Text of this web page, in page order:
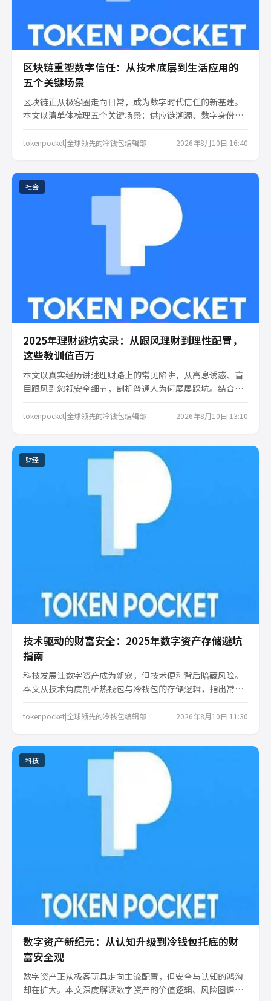
区块链重塑数字信任：从技术底层到生活应用的
五个关键场景
区块链正从极客圈走向日常，成为数字时代信任的新基建。
本文以清单体梳理五个关键场景：供应链溯源、数字身份、
痛点，并展望未来趋势，助你快速建立认知框架。
tokenpocket|全球领先的冷钱包编辑部 2026年8月10日 16:40
社会
2025年理财避坑实录：从跟风理财到理性配置，
这些教训值百万
本文以真实经历讲述理财路上的常见陷阱，从高息诱惑、盲
目跟风到忽视安全细节，剖析普通人为何屡屡踩坑。结合实
值，让每一分钱都花得安心。
tokenpocket|全球领先的冷钱包编辑部 2026年8月10日 13:10
财经
技术驱动的财富安全：2025年数字资产存储避坑
指南
科技发展让数字资产成为新宠，但技术便利背后暗藏风险。
本文从技术角度剖析热钱包与冷钱包的存储逻辑，指出常见
护数字财富。
tokenpocket|全球领先的冷钱包编辑部 2026年8月10日 11:30
科技
数字资产新纪元：从认知升级到冷钱包托底的财
富安全观
数字资产正从极客玩具走向主流配置，但安全与认知的鸿沟
却在扩大。本文深度解读数字资产的价值逻辑、风险图谱，